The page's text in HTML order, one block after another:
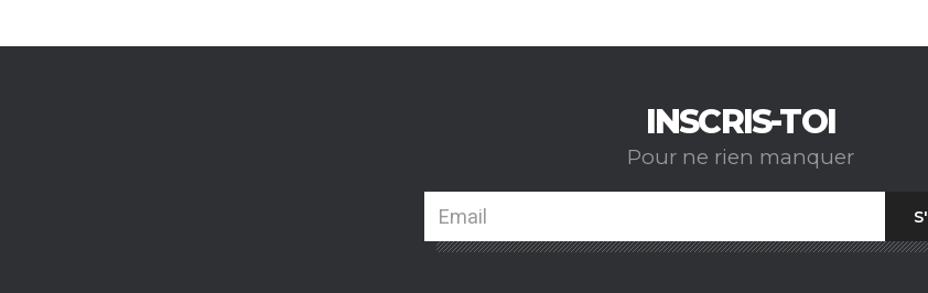
INSCRIS-TOI
Pour ne rien manquer